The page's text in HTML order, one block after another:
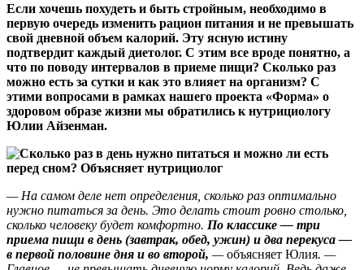
Если хочешь похудеть и быть стройным, необходимо в
первую очередь изменить рацион питания и не превышать
свой дневной объем калорий. Эту ясную истину
подтвердит каждый диетолог. С этим все вроде понятно, а
что по поводу интервалов в приеме пищи? Сколько раз
можно есть за сутки и как это влияет на организм? С
этими вопросами в рамках нашего проекта «Форма» о
здоровом образе жизни мы обратились к нутрициологу
Юлии Айзенман.
— На самом деле нет определения, сколько раз оптимально
нужно питаться за день. Это делать стоит ровно столько,
сколько человеку будет комфортно. По классике — три
приема пищи в день (завтрак, обед, ужин) и два перекуса —
в первой половине дня и во второй, —объясняет Юлия. —